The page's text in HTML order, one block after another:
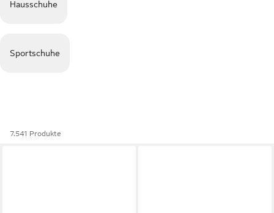
Hausschuhe
Sportschuhe
7.541 Produkte